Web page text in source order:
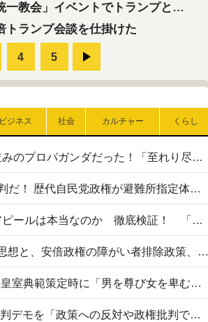
ベントでトランプと演説！同性婚や夫婦別姓を攻撃
トランプ会談を仕掛けた
ビジネス 社会 カルチャー くらし
高市首相の熊本地震避難所視察は北朝鮮並みのプロパガンダだった！「至れり尽くせり」の選ばれた避難所の一方で実態は…
〈#ミサイルよりクーラーを〉は正当な批判だ！ 歴代自民党政権が避難所指定体育館へのエアコン設置を遅らせてきた客観的事実
高市首相の「休んでない」「寝てない」アピールは本当なのか 徹底検証！ 「資料読み込み」「アイロンがけ」も矛盾だらけ…
相模原事件から10年──植松死刑囚の優生思想と、安倍政権の障がい者排除政策、右派勢力の差別主義との関係を改めて問う
“男系男子の皇位継承”は明治期の創作！ 旧皇室典範策定時に「男を尊び女を卑むの慣習、人民の脳髄」とトンデモ論で女性天皇を否定
山里亮太が『DayDay.』で国会前の高市批判デモを「政策への反対や政権批判でない」と捻じ曲げ解説 デモ参加者から批判殺到